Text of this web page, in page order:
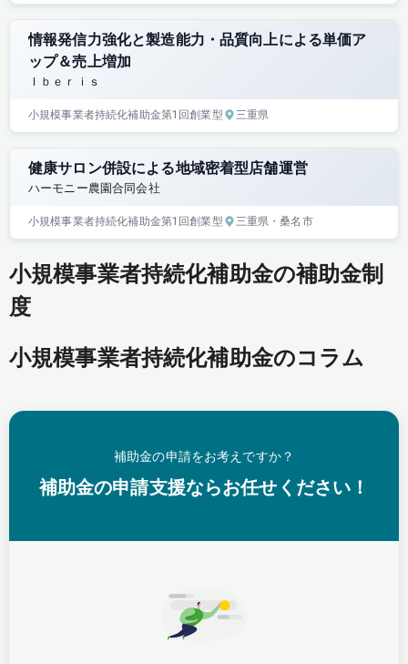
情報発信力強化と製造能力・品質向上による単価ア
ップ＆売上増加
Ｉｂｅｒｉｓ
小規模事業者持続化補助金第1回創業型 三重県
健康サロン併設による地域密着型店舗運営
ハーモニー農園合同会社
小規模事業者持続化補助金第1回創業型 三重県 ・桑名市
小規模事業者持続化補助金の補助金制
度
小規模事業者持続化補助金のコラム
補助金の申請をお考えですか？
補助金の申請支援ならお任せください！